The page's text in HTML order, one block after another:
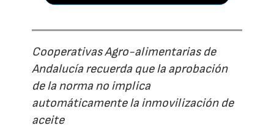
Cooperativas Agro-alimentarias de
Andalucía recuerda que la aprobación
de la norma no implica
automáticamente la inmovilización de
aceite